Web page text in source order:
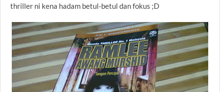
thriller ni kena hadam betul-betul dan fokus ;D